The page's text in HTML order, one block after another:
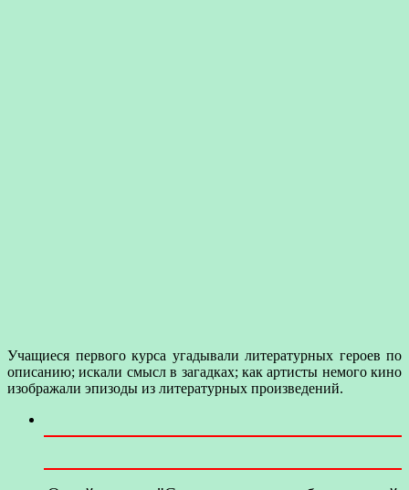
Учащиеся первого курса угадывали литературных героев по
описанию; искали смысл в загадках; как артисты немого кино
изображали эпизоды из литературных произведений.